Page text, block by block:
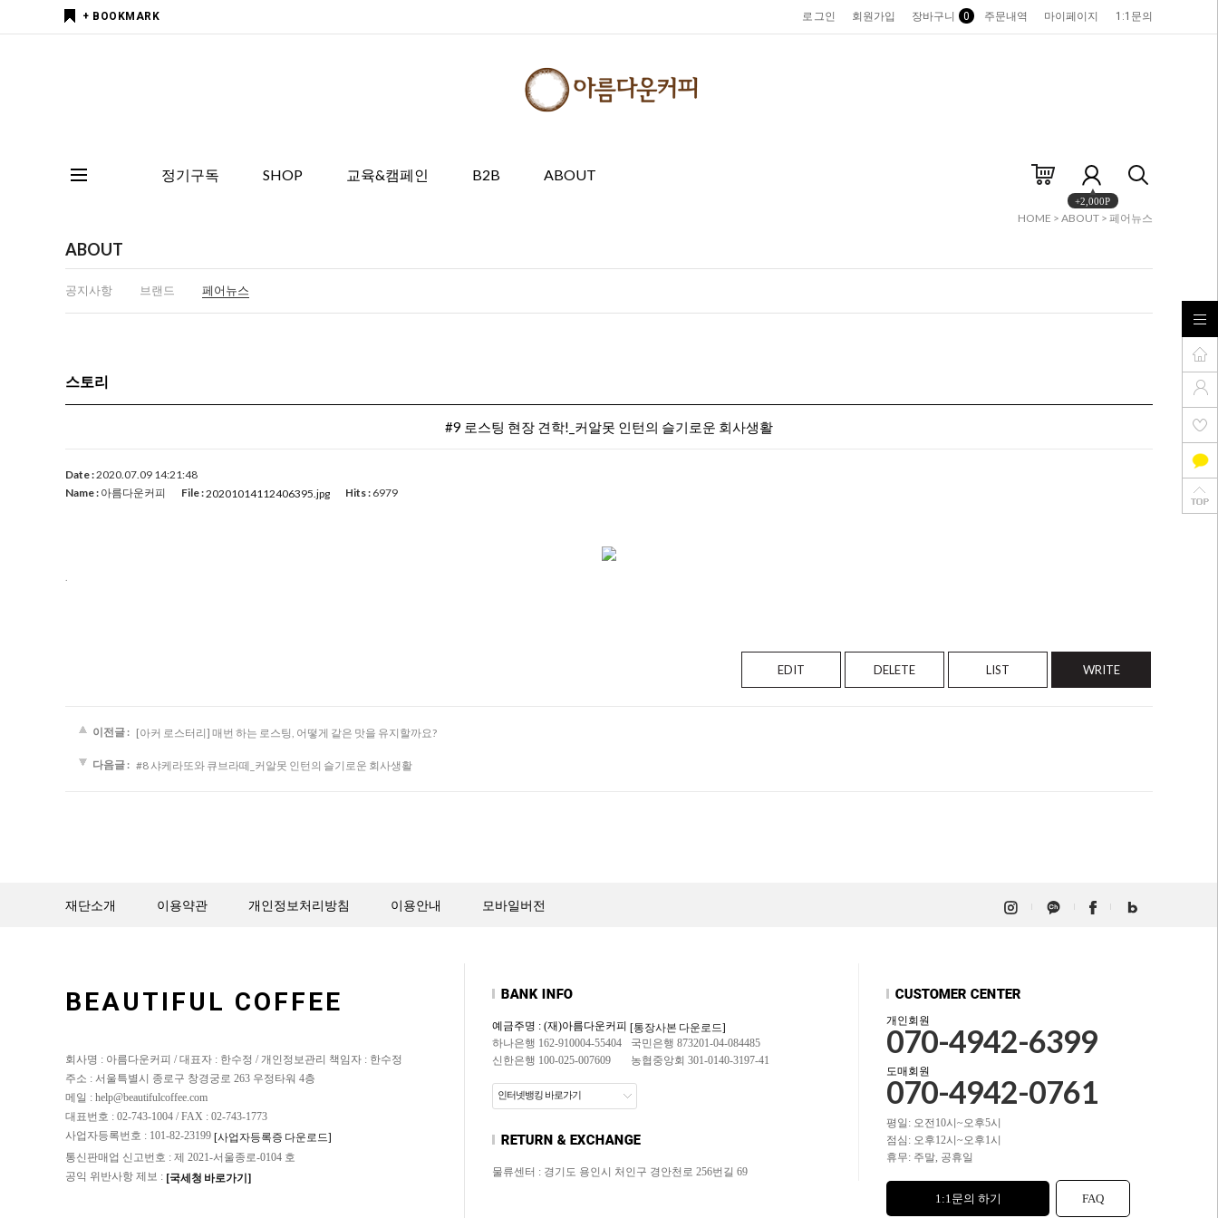
+ BOOKMARK 로그인 회원가입 장바구니 0 주문내역 마이페이지 1:1문의
정기구독 SHOP 교육&캠페인 B2B ABOUT
+2,000P
HOME > ABOUT > 페어뉴스
ABOUT
공지사항 브랜드 페어뉴스
스토리
#9 로스팅 현장 견학!_커알못 인턴의 슬기로운 회사생활
Date :2020.07.09 14:21:48
Name : 아름다운커피 File :20201014112406395.jpg Hits : 6979
EDIT DELETE LIST WRITE
이전글 : [아커 로스터리] 매번 하는 로스팅, 어떻게 같은 맛을 유지할까요?
다음글 : #8 샤케라또와 큐브라떼_커알못 인턴의 슬기로운 회사생활
재단소개 이용약관 개인정보처리방침 이용안내 모바일버전
BEAUTIFUL COFFEE
회사명 : 아름다운커피 / 대표자 : 한수정 / 개인정보관리 책임자 : 한수정
주소 : 서울특별시 종로구 창경궁로 263 우정타워 4층
메일 : help@beautifulcoffee.com
대표번호 : 02-743-1004 / FAX : 02-743-1773
사업자등록번호 : 101-82-23199 [사업자등록증 다운로드]
통신판매업 신고번호 : 제 2021-서울종로-0104 호
공익 위반사항 제보 : [국세청 바로가기]
예금주명 : (재)아름다운커피 [통장사본 다운로드]
하나은행 162-910004-55404
국민은행 873201-04-084485
신한은행 100-025-007609
농협중앙회 301-0140-3197-41
인터넷뱅킹 바로가기
물류센터 : 경기도 용인시 처인구 경안천로 256번길 69
개인회원
070-4942-6399
도매회원
070-4942-0761
평일: 오전10시~오후5시
점심: 오후12시~오후1시
휴무: 주말, 공휴일
1:1문의 하기 FAQ